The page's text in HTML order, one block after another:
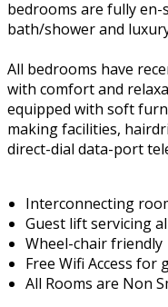
bedrooms are fully
bath/shower and
All bedrooms have
with comfort and
equipped with soft
making facilities,
direct-dial data-port
Interconnecting
Guest lift servicing
Wheel-chair friendly
Free Wifi Access for
All Rooms are Non